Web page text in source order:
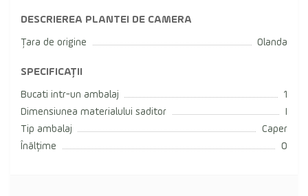
DESCRIEREA PLANTEI DE CAMERA
Țara de origine Olanda
SPECIFICAȚII
Bucati intr-un ambalaj
1
Dimensiunea materialului saditor
Tip ambalaj
Caper
Înălțime
0